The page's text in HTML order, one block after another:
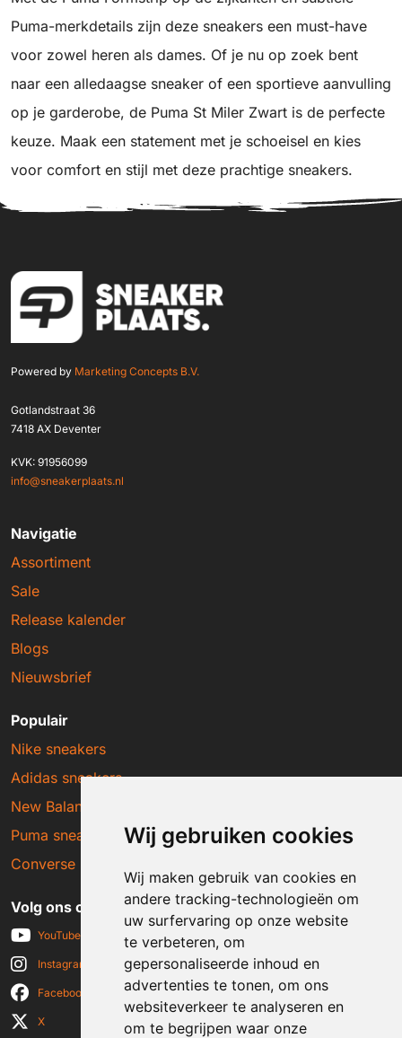
Wij gebruiken cookies
Wij maken gebruik van cookies en
andere tracking-technologieën om
uw surfervaring op onze website
te verbeteren, om
gepersonaliseerde inhoud en
advertenties te tonen, om ons
websiteverkeer te analyseren en
om te begrijpen waar onze
Puma-merkdetails zijn deze sneakers een must-have
voor zowel heren als dames. Of je nu op zoek bent
naar een alledaagse sneaker of een sportieve aanvulling
op je garderobe, de Puma St Miler Zwart is de perfecte
keuze. Maak een statement met je schoeisel en kies
voor comfort en stijl met deze prachtige sneakers.
Powered by Marketing Concepts B.V.
Gotlandstraat 36
7418 AX Deventer
KVK: 91956099
info@sneakerplaats.nl
Navigatie
Assortiment
Sale
Release kalender
Blogs
Nieuwsbrief
Populair
Nike sneakers
Adidas sneakers
New Balance sneakers
Puma sneakers
Converse sneakers
Volg ons op social media
YouTube
Instagram
Facebook
X